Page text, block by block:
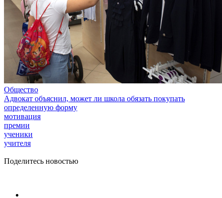
Общество
Адвокат объяснил, может ли школа обязать покупать
определенную форму
мотивация
премии
ученики
учителя
Поделитесь новостью